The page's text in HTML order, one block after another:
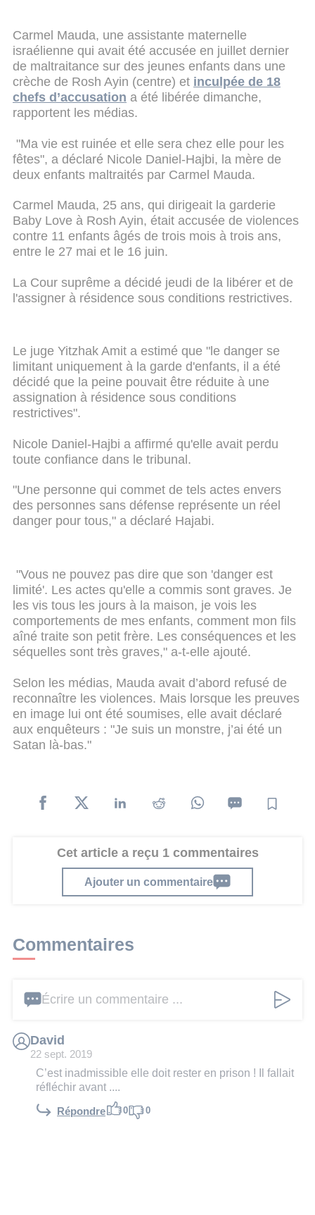
Carmel Mauda, une assistante maternelle
israélienne qui avait été accusée en juillet dernier
de maltraitance sur des jeunes enfants dans une
crèche de Rosh Ayin (centre) et inculpée de 18
chefs d’accusation a été libérée dimanche,
rapportent les médias.
"Ma vie est ruinée et elle sera chez elle pour les
fêtes", a déclaré Nicole Daniel-Hajbi, la mère de
deux enfants maltraités par Carmel Mauda.
Carmel Mauda, 25 ans, qui dirigeait la garderie
Baby Love à Rosh Ayin, était accusée de violences
contre 11 enfants âgés de trois mois à trois ans,
entre le 27 mai et le 16 juin.
La Cour suprême a décidé jeudi de la libérer et de
l'assigner à résidence sous conditions restrictives.
Le juge Yitzhak Amit a estimé que "le danger se
limitant uniquement à la garde d'enfants, il a été
décidé que la peine pouvait être réduite à une
assignation à résidence sous conditions
restrictives".
Nicole Daniel-Hajbi a affirmé qu'elle avait perdu
toute confiance dans le tribunal.
"Une personne qui commet de tels actes envers
des personnes sans défense représente un réel
danger pour tous," a déclaré Hajabi.
"Vous ne pouvez pas dire que son 'danger est
limité'. Les actes qu'elle a commis sont graves. Je
les vis tous les jours à la maison, je vois les
comportements de mes enfants, comment mon fils
aîné traite son petit frère. Les conséquences et les
séquelles sont très graves," a-t-elle ajouté.
Selon les médias, Mauda avait d’abord refusé de
reconnaître les violences. Mais lorsque les preuves
en image lui ont été soumises, elle avait déclaré
aux enquêteurs : "Je suis un monstre, j’ai été un
Satan là-bas."
Cet article a reçu 1 commentaires
Ajouter un commentaire
Commentaires
Écrire un commentaire ...
David
22 sept. 2019
C’est inadmissible elle doit rester en prison ! Il fallait
réfléchir avant ....
Répondre 0 0